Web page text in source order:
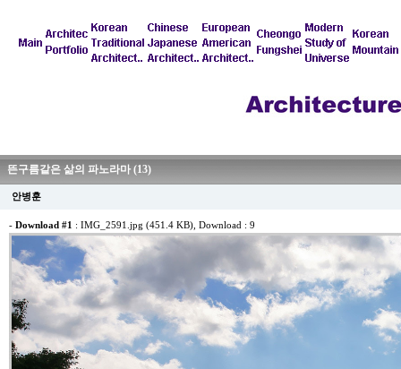
뜬구름같은 삶의 파노라마 (13)
안병훈
- Download #1 : IMG_2591.jpg (451.4 KB) , Download : 9